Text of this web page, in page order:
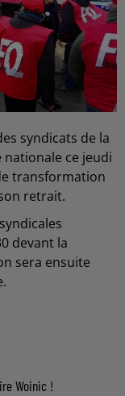
syndicats de la
ce jeudi
transformation
retrait.
devant la
sera ensuite
Woinic !